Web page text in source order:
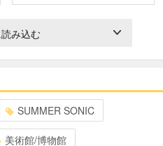
み込む
SUMMER SONIC
美術館/博物館